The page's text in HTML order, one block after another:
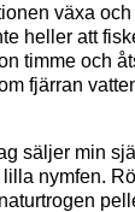
växa
heller att
timme och
fjärran
säljer min
nymfen.